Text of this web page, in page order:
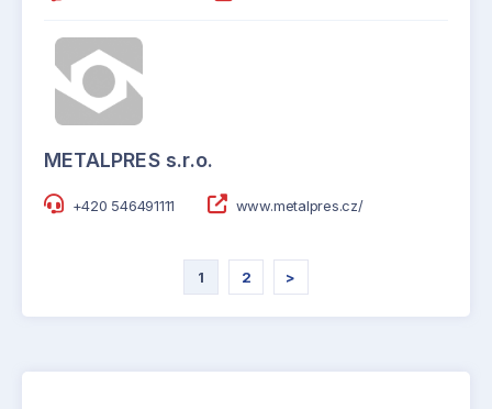
METALPRES s.r.o.
+420 546491111 www.metalpres.cz/
1 2 >